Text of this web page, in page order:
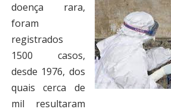
doença rara,
foram
registrados
1500 casos,
desde 1976, dos
quais cerca de
mil resultaram